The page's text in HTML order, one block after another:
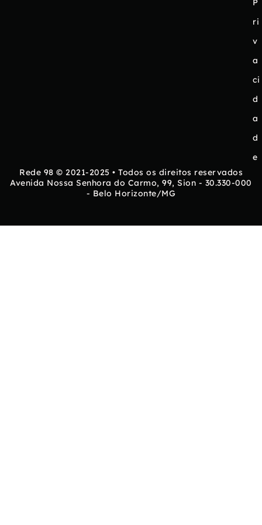
P
ri
v
a
ci
d
a
d
e
Rede 98 © 2021-2025 • Todos os direitos reservados
Avenida Nossa Senhora do Carmo, 99, Sion - 30.330-000
- Belo Horizonte/MG